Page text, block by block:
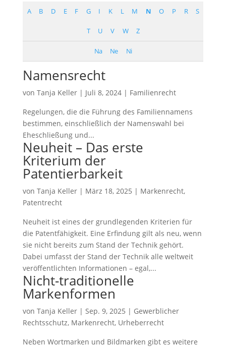
A B D E F G I K L M N O P R S
T U V W Z
Na Ne Ni
Namensrecht
von Tanja Keller| Juli 8, 2024| Familienrecht
Regelungen, die die Führung des Familiennamens
bestimmen, einschließlich der Namenswahl bei
Eheschließung und...
Neuheit – Das erste
Kriterium der
Patentierbarkeit
von Tanja Keller| März 18, 2025 | Markenrecht,
Patentrecht
Neuheit ist eines der grundlegenden Kriterien für
die Patentfähigkeit. Eine Erfindung gilt als neu, wenn
sie nicht bereits zum Stand der Technik gehört.
Dabei umfasst der Stand der Technik alle weltweit
veröffentlichten Informationen – egal,...
Nicht-traditionelle
Markenformen
von Tanja Keller| Sep. 9, 2025 | Gewerblicher
Rechtsschutz, Markenrecht, Urheberrecht
Neben Wortmarken und Bildmarken gibt es weitere